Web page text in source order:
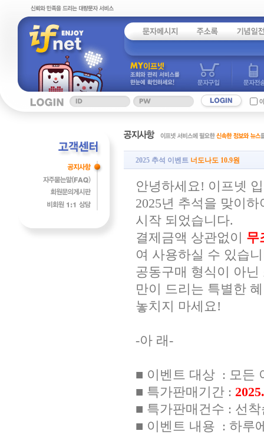
2025 추석 이벤트 너도나도 10.9원
안녕하세요! 이프넷
2025년 추석을 맞이
시작 되었습니다.
결제금액 상관없이 무
여 사용하실 수 있습
공동구매 형식이 아
만이 드리는 특별한
놓치지 마세요!
-아 래-
■ 이벤트 대상 : 모든
■ 특가판매기간 :
■ 특가판매건수 : 선
■ 이벤트 내용 : 하루